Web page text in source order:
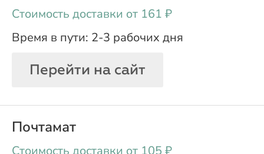
oт 161 ₽
2-3 рабочих дня
Перейти на сайт
Почтамат
oт 105 ₽